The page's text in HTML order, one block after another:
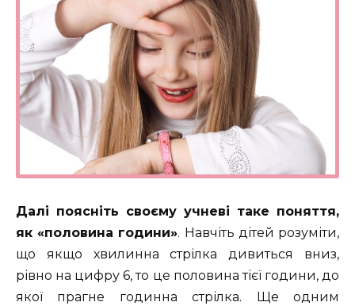
Далі поясніть своєму учневі таке поняття,
як «половина години». Навчіть дітей розуміти,
що якщо хвилинна стрілка дивиться вниз,
рівно на цифру 6, то це половина тієї години, до
якої прагне годинна стрілка. Ще одним